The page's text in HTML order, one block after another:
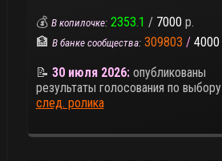
💰 В копилочке: 2353.1 / 7000 р.
🏦 В банке сообщества: 309803 / 4000
📝 30 июля 2026:опубликованы
результаты голосования по выбору
след. ролика